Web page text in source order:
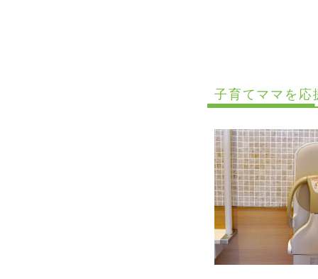
子育てママを応